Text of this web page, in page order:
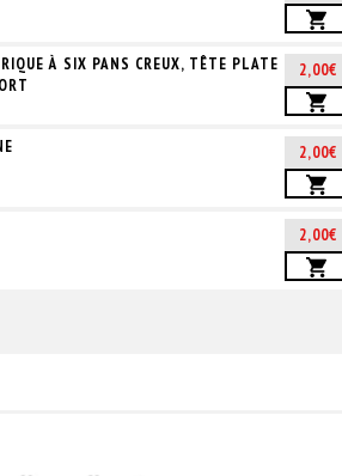
À SIX PANS CREUX, TÊTE PLATE
2,00€
2,00€
2,00€